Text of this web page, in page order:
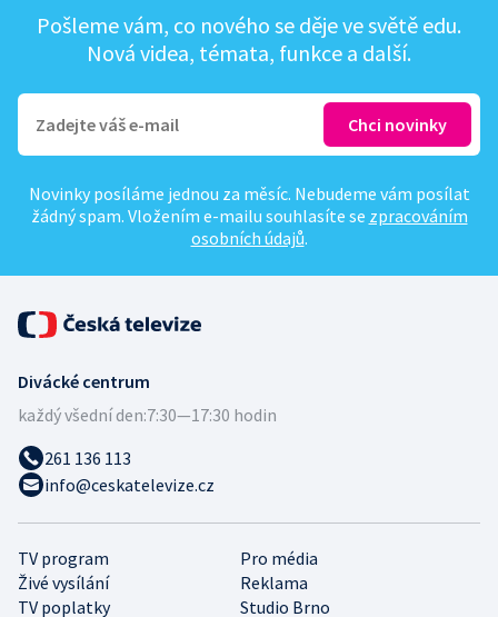
Pošleme vám, co nového se děje ve světě edu.
Nová videa, témata, funkce a další.
Novinky posíláme jednou za měsíc. Nebudeme vám posílat
žádný spam. Vložením e-mailu souhlasíte se zpracováním
osobních údajů.